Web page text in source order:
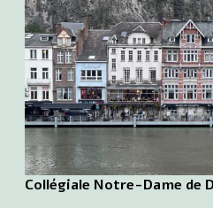
Collégiale Notre-Dame de